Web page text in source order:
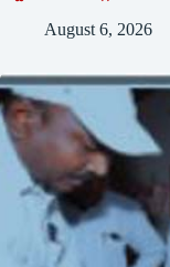
August 6, 2026